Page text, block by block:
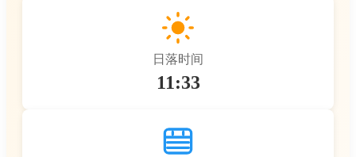
日落时间
11:33